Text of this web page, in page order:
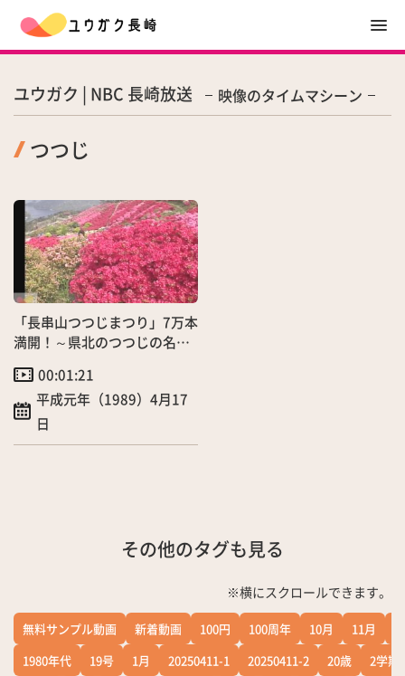
ユウガク | NBC 長崎放送 映像のタイムマシーン
つつじ
「長串山つつじまつり」7万本
満開！～県北のつつじの名
00:01:21
平成元年（1989）4月17
日
その他のタグも見る
※横にスクロールできます。
無料サンプル動画 新着動画 100円 100周年 10月 11月
1980年代
19号 1月 20250411-1 20250411-2 20歳
2学期